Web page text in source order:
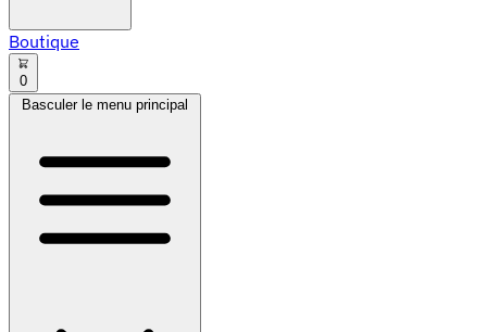
Boutique
0
Basculer le menu principal